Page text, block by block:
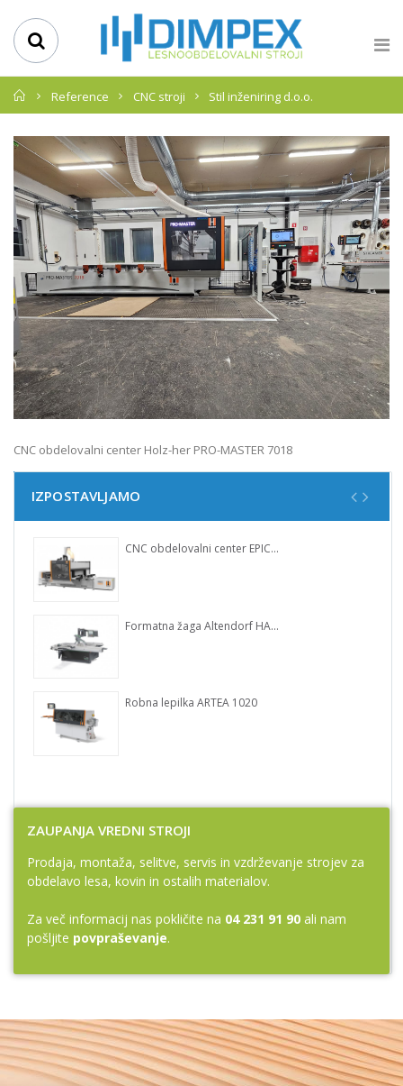
Domov
Reference CNC stroji Stil inženiring d.o.o.
CNC obdelovalni center Holz-her PRO-MASTER 7018
IZPOSTAVLJAMO
CNC obdelovalni center EPICON 7135 SpaceSaver
Formatna žaga Altendorf HAND GUARD
Robna lepilka ARTEA 1020
ZAUPANJA VREDNI STROJI
Prodaja, montaža, selitve, servis in vzdrževanje strojev za
obdelavo lesa, kovin in ostalih materialov.
Za več informacij nas pokličite na 04 231 91 90 ali nam
pošljite povpraševanje.